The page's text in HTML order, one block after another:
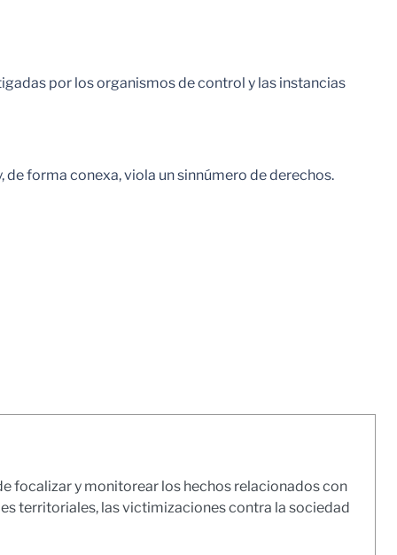
por los organismos de control y las instancias
forma conexa, viola un sinnúmero de derechos.
focalizar y monitorear los hechos relacionados con
territoriales, las victimizaciones contra la sociedad